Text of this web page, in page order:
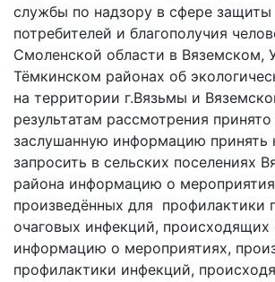
службы по надзору в сфере защиты
потребителей и благополучия
Смоленской области в Вяземском,
Тёмкинском районах об
на территории г.Вязьмы и
результатам рассмотрения
заслушанную информацию принять
запросить в сельских поселениях
района информацию о
произведённых для профилактики
очаговых инфекций, происходящих
информацию о мероприятиях,
профилактики инфекций,